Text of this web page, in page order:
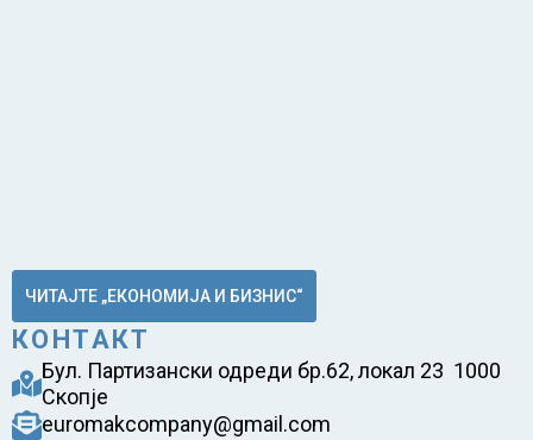
ЧИТАЈТЕ „ЕКОНОМИЈА И БИЗНИС“
КОНТАКТ
Бул. Партизански одреди бр.62, локал 23 1000
Скопје
euromakcompany@gmail.com